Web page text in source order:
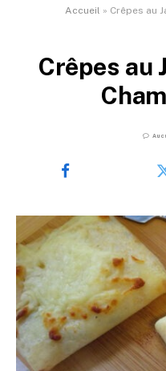
Accueil » Crêpes au
Crêpes au